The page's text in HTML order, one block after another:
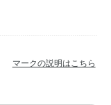
マークの説明はこちら